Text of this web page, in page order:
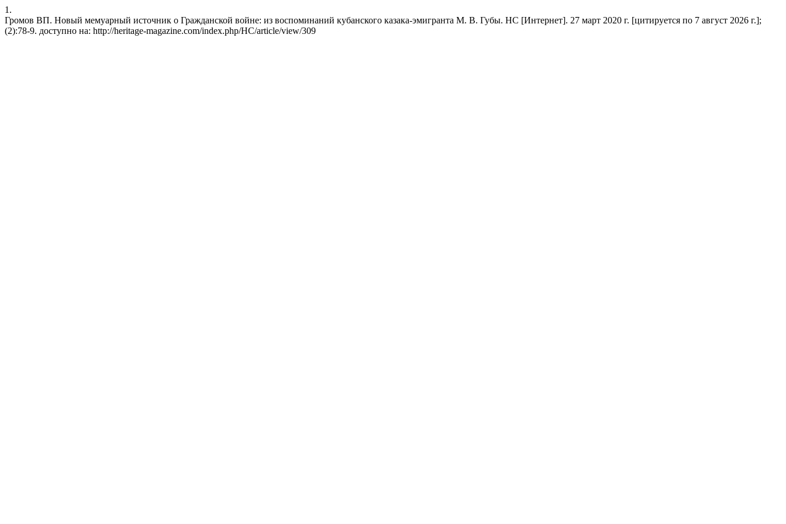
1.
Громов ВП. Новый мемуарный источник о Гражданской войне: из воспоминаний кубанского казака-эмигранта М. В. Губы. HC [Интернет]. 27 март 2020 г. [цитируется по 7 август 2026 г.];
(2):78-9. доступно на: http://heritage-magazine.com/index.php/HC/article/view/309